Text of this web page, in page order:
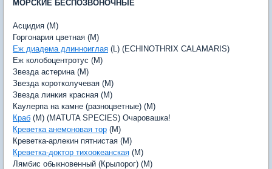
МОРСКИЕ БЕСПОЗВОНОЧНЫЕ
Асцидия (M)
Горгонария цветная (M)
Еж диадема длинноиглая (L) (ECHINOTHRIX CALAMARIS)
Еж колобоцентротус (M)
Звезда астерина (M)
Звезда коротколучевая (M)
Звезда линкия красная (M)
Каулерпа на камне (разноцветные) (M)
Краб (M) (MATUTA SPECIES) Очаровашка!
Креветка анемоновая тор (M)
Креветка-арлекин пятнистая (M)
Креветка-доктор тихоокеанская (M)
Лямбис обыкновенный (Крылорог) (M)